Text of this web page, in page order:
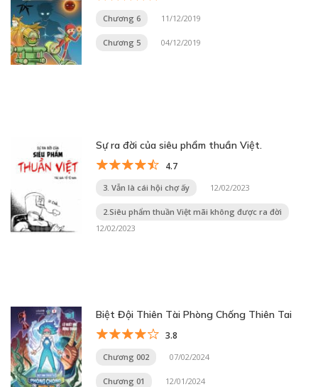
Chương 6 11/12/2019
Chương 5 04/12/2019
Sự ra đời của siêu phẩm thuần Việt.
4.7
3. Vẫn là cái hội chợ ấy 12/02/2023
2.Siêu phẩm thuần Việt mãi không được ra đời
12/02/2023
Biệt Đội Thiên Tài Phòng Chống Thiên Tai
3.8
Chương 002 07/02/2024
Chương 01 12/01/2024